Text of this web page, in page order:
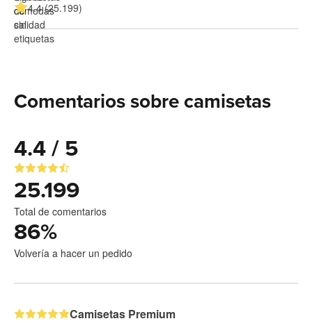
4.4 (25.199)
Comentarios sobre camisetas
4.4 / 5
25.199
Total de comentarios
86%
Volvería a hacer un pedido
Camisetas Premium